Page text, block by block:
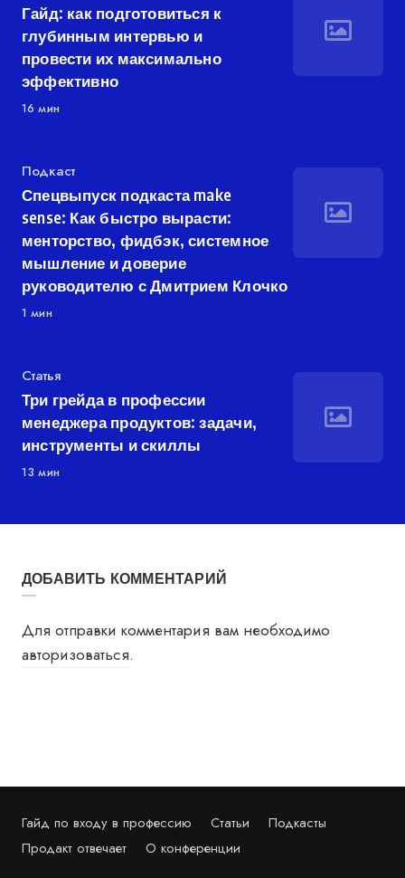
Гайд: как подготовиться к
глубинным интервью и
провести их максимально
эффективно
16 мин
Категория
Подкаст
Спецвыпуск подкаста make
sense: Как быстро вырасти:
менторство, фидбэк, системное
мышление и доверие
руководителю с Дмитрием Клочко
1 мин
Категория
Статья
Три грейда в профессии
менеджера продуктов: задачи,
инструменты и скиллы
13 мин
ДОБАВИТЬ КОММЕНТАРИЙ
Для отправки комментария вам необходимо
авторизоваться.
Гайд по входу в профессию Статьи
Подкасты
Продакт отвечает
О конференции